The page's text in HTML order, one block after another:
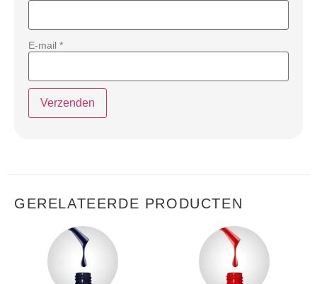
E-mail *
GERELATEERDE PRODUCTEN